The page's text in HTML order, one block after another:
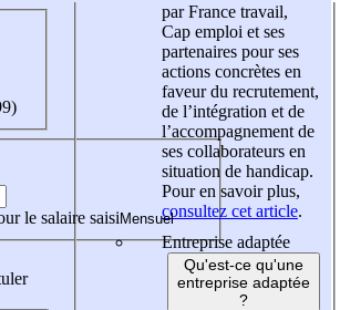
le salaire saisi
par France travail,
Cap emploi et ses
partenaires pour ses
actions concrètes en
faveur du recrutement,
de l’intégration et de
l’accompagnement de
ses collaborateurs en
situation de handicap.
Pour en savoir plus,
consultez cet article.
Entreprise adaptée
Qu'est-ce qu'une
entreprise adaptée
?